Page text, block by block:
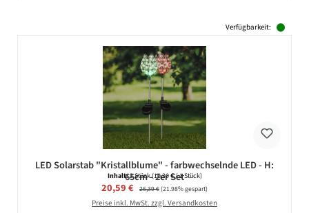
Verfügbarkeit:
LED Solarstab "Kristallblume" - farbwechselnde LED - H:
65cm - 2er Set
Inhalt:2 Stück(10,30 € / 1 Stück)
Verkaufspreis:
20,59 € Regulärer Preis:
26,39 €(21.98% gespart)
Preise inkl. MwSt. zzgl. Versandkosten